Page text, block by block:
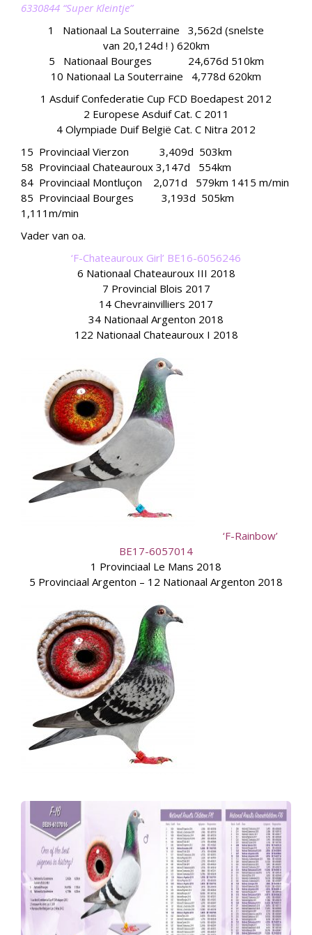
6330844 “Super Kleintje”
1 Nationaal La Souterraine 3,562d (snelste
van 20,124d ! ) 620km
5 Nationaal Bourges 24,676d 510km
10 Nationaal La Souterraine 4,778d 620km
1 Asduif Confederatie Cup FCD Boedapest 2012
2 Europese Asduif Cat. C 2011
4 Olympiade Duif België Cat. C Nitra 2012
15 Provinciaal Vierzon 3,409d 503km
58 Provinciaal Chateauroux 3,147d 554km
84 Provinciaal Montluçon 2,071d 579km 1415 m/min
85 Provinciaal Bourges 3,193d 505km
1,111m/min
Vader van oa.
‘F-Chateauroux Girl’ BE16-6056246
6 Nationaal Chateauroux III 2018
7 Provincial Blois 2017
14 Chevrainvilliers 2017
34 Nationaal Argenton 2018
122 Nationaal Chateauroux I 2018
‘F-Rainbow’
BE17-6057014
1 Provinciaal Le Mans 2018
5 Provinciaal Argenton – 12 Nationaal Argenton 2018